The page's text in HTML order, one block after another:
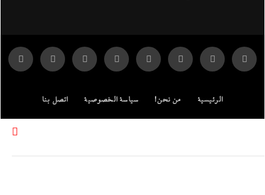
الرئيسية من نحن! سياسة الخصوصية اتصل بنا